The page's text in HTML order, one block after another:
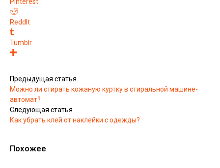
Pinterest
ReddIt
Tumblr
Предыдущая статья
Можно ли стирать кожаную куртку в стиральной машине-
автомат?
Следующая статья
Как убрать клей от наклейки с одежды?
Похожее